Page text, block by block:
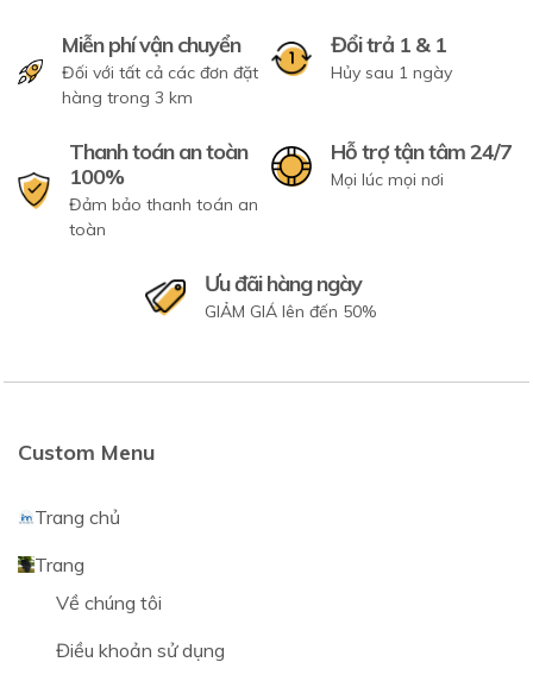
Miễn phí vận chuyển
Đối với tất cả các đơn đặt
hàng trong 3 km
Đổi trả 1 & 1
Hủy sau 1 ngày
Thanh toán an toàn
100%
Đảm bảo thanh toán an
toàn
Hỗ trợ tận tâm 24/7
Mọi lúc mọi nơi
Ưu đãi hàng ngày
GIẢM GIÁ lên đến 50%
Custom Menu
Trang chủ
Trang
Về chúng tôi
Điều khoản sử dụng